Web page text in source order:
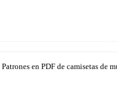
Patrones en PDF de camisetas de